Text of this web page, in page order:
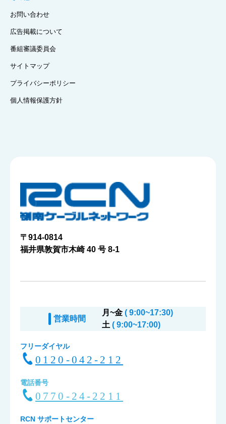
お問い合わせ
広告掲載について
番組審議委員会
サイトマップ
プライバシーポリシー
個人情報保護方針
〒914-0814
福井県敦賀市木崎 40 号 8-1
営業時間
月~金 ( 9:00~17:30)
土 ( 9:00~17:00)
フリーダイヤル
0120-042-212
電話番号
0770-24-2211
RCN サポートセンター